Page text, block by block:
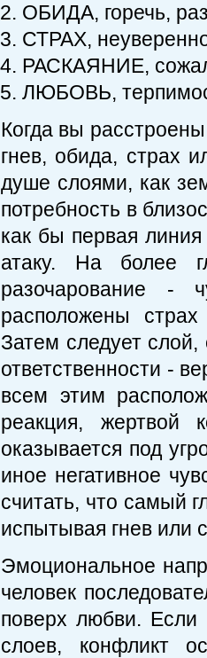
ОБИДА, горечь,
СТРАХ,
РАСКАЯНИЕ,
ЛЮБОВЬ,
Когда вы
гнев, обида, страх
душе слоями, как
потребность в
как бы первая
атаку. На более
разочарование -
расположены
Затем следует
ответственности -
всем этим
реакция, жертвой
оказывается под
иное негативное
считать, что самый
испытывая гнев или
Эмоциональное
человек
поверх любви. Если
слоев, конфликт